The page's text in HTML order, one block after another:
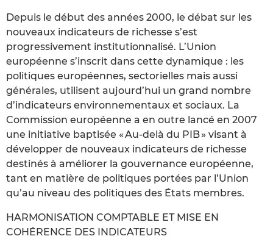
Depuis le début des années 2000, le débat sur les
nouveaux indicateurs de richesse s’est
progressivement institutionnalisé. L’Union
européenne s’inscrit dans cette dynamique : les
politiques européennes, sectorielles mais aussi
générales, utilisent aujourd’hui un grand nombre
d’indicateurs environnementaux et sociaux. La
Commission européenne a en outre lancé en 2007
une initiative baptisée « Au-delà du PIB » visant à
développer de nouveaux indicateurs de richesse
destinés à améliorer la gouvernance européenne,
tant en matière de politiques portées par l’Union
qu’au niveau des politiques des États membres.
HARMONISATION COMPTABLE ET MISE EN
COHÉRENCE DES INDICATEURS